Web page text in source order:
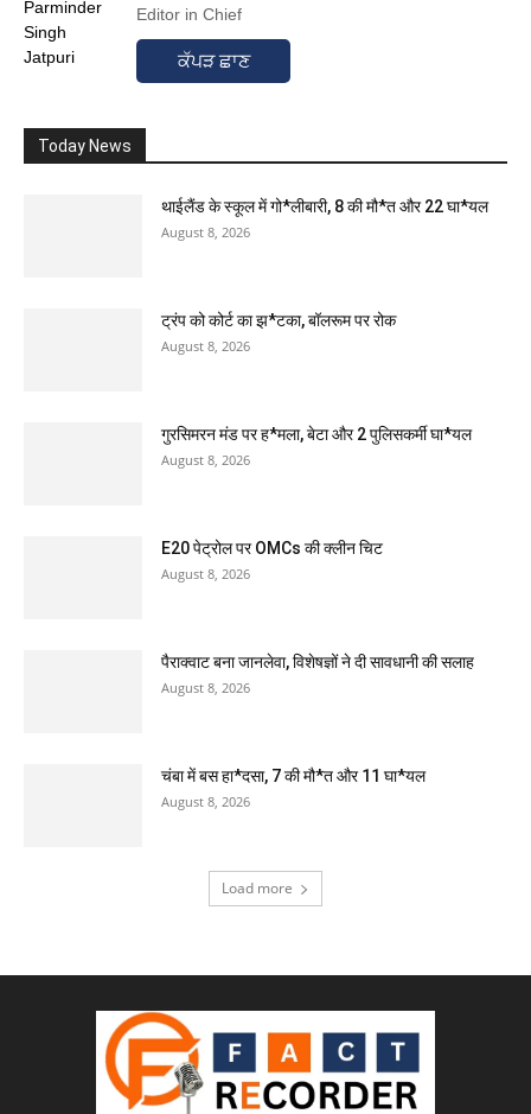
Editor in Chief
ਕੱਪੜ ਛਾਣ
Today News
थाईलैंड के स्कूल में गो*लीबारी, 8 की मौ*त और 22 घा*यल
August 8, 2026
ट्रंप को कोर्ट का झ*टका, बॉलरूम पर रोक
August 8, 2026
गुरसिमरन मंड पर ह*मला, बेटा और 2 पुलिसकर्मी घा*यल
August 8, 2026
E20 पेट्रोल पर OMCs की क्लीन चिट
August 8, 2026
पैराक्वाट बना जानलेवा, विशेषज्ञों ने दी सावधानी की सलाह
August 8, 2026
चंबा में बस हा*दसा, 7 की मौ*त और 11 घा*यल
August 8, 2026
Load more